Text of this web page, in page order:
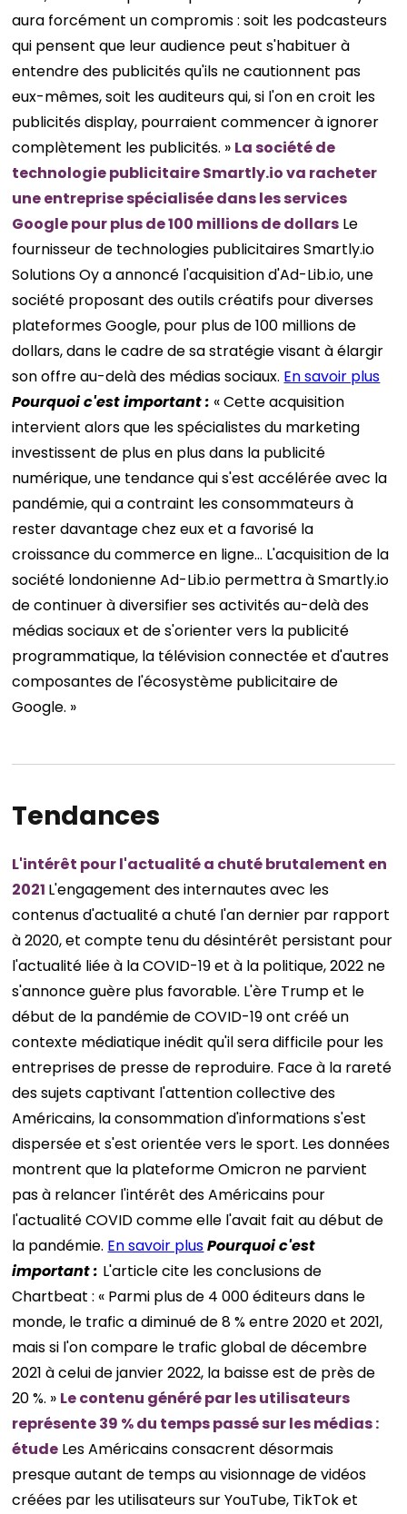
aura forcément un compromis : soit les podcasteurs
qui pensent que leur audience peut s'habituer à
entendre des publicités qu'ils ne cautionnent pas
eux-mêmes, soit les auditeurs qui, si l'on en croit les
publicités display, pourraient commencer à ignorer
complètement les publicités. » La société de
technologie publicitaire Smartly.io va racheter
une entreprise spécialisée dans les services
Google pour plus de 100 millions de dollars Le
fournisseur de technologies publicitaires Smartly.io
Solutions Oy a annoncé l'acquisition d'Ad-Lib.io, une
société proposant des outils créatifs pour diverses
plateformes Google, pour plus de 100 millions de
dollars, dans le cadre de sa stratégie visant à élargir
son offre au-delà des médias sociaux. En savoir plus
Pourquoi c'est important : « Cette acquisition
intervient alors que les spécialistes du marketing
investissent de plus en plus dans la publicité
numérique, une tendance qui s'est accélérée avec la
pandémie, qui a contraint les consommateurs à
rester davantage chez eux et a favorisé la
croissance du commerce en ligne… L'acquisition de la
société londonienne Ad-Lib.io permettra à Smartly.io
de continuer à diversifier ses activités au-delà des
médias sociaux et de s'orienter vers la publicité
programmatique, la télévision connectée et d'autres
composantes de l'écosystème publicitaire de
Google. »
Tendances
L'intérêt pour l'actualité a chuté brutalement en
2021 L'engagement des internautes avec les
contenus d'actualité a chuté l'an dernier par rapport
à 2020, et compte tenu du désintérêt persistant pour
l'actualité liée à la COVID-19 et à la politique, 2022 ne
s'annonce guère plus favorable. L'ère Trump et le
début de la pandémie de COVID-19 ont créé un
contexte médiatique inédit qu'il sera difficile pour les
entreprises de presse de reproduire. Face à la rareté
des sujets captivant l'attention collective des
Américains, la consommation d'informations s'est
dispersée et s'est orientée vers le sport. Les données
montrent que la plateforme Omicron ne parvient
pas à relancer l'intérêt des Américains pour
l'actualité COVID comme elle l'avait fait au début de
la pandémie. En savoir plusPourquoi c'est
important : L'article cite les conclusions de
Chartbeat : « Parmi plus de 4 000 éditeurs dans le
monde, le trafic a diminué de 8 % entre 2020 et 2021,
mais si l'on compare le trafic global de décembre
2021 à celui de janvier 2022, la baisse est de près de
20 %. » Le contenu généré par les utilisateurs
représente 39 % du temps passé sur les médias :
étude Les Américains consacrent désormais
presque autant de temps au visionnage de vidéos
créées par les utilisateurs sur YouTube, TikTok et